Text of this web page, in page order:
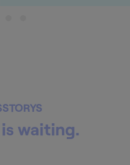
waiting.